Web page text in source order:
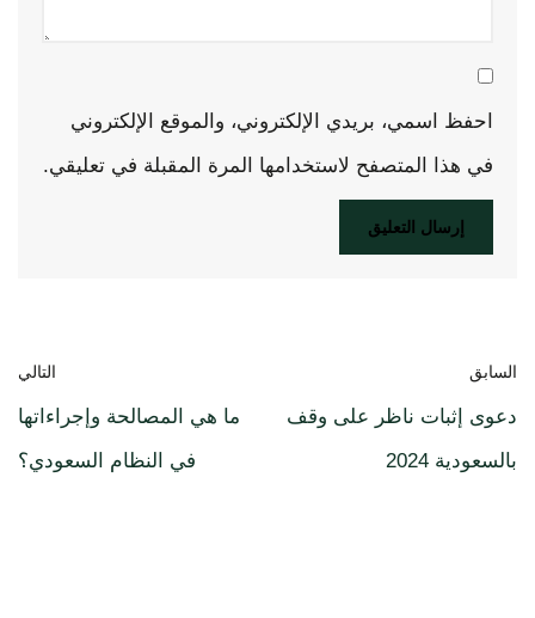
احفظ اسمي، بريدي الإلكتروني، والموقع الإلكتروني
في هذا المتصفح لاستخدامها المرة المقبلة في تعليقي.
السابق
دعوى إثبات ناظر على وقف
بالسعودية 2024
التالي
ما هي المصالحة وإجراءاتها
في النظام السعودي؟